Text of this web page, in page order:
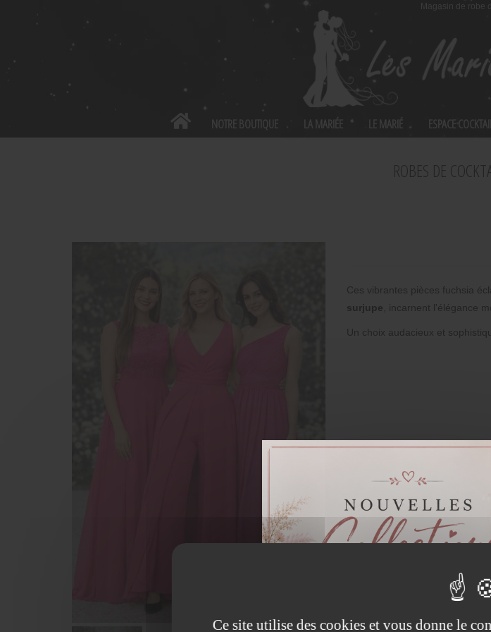
Magasin de robe
NOTRE BOUTIQUE LA MARIÉE LE MARIÉ ESPACE
ROBES DE
Ces vibrantes pièces fuchsia
surjupe , incarnent l'élégance
Un choix audacieux et
Ce site utilise des cookies et vous donne le